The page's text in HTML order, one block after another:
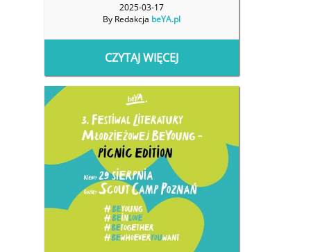
2025-03-17
By Redakcja beYA.pl
CZYTAJ WIĘCEJ